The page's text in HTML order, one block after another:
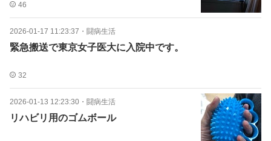
46
2026-01-17 11:23:37 ・ 闘病生活
緊急搬送で東京女子医大に入院中です。
32
2026-01-13 12:23:30 ・ 闘病生活
リハビリ用のゴムボール